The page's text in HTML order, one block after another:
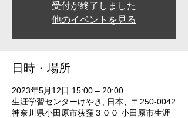
受付が終了しました
他のイベントを見る
日時・場所
2023年5月12日 15:00 – 20:00
生涯学習センターけやき, 日本、〒250-0042
神奈川県小田原市荻窪３００ 小田原市生涯